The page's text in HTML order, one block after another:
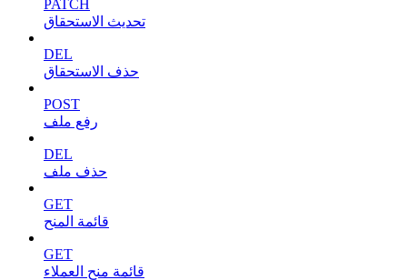
PATCH
تحديث الاستحقاق
DEL
حذف الاستحقاق
POST
رفع ملف
DEL
حذف ملف
GET
قائمة المنح
GET
قائمة منح العملاء